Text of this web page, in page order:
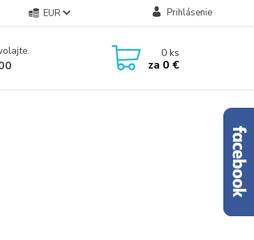
EUR Prihlásenie
0ks
za 0 €